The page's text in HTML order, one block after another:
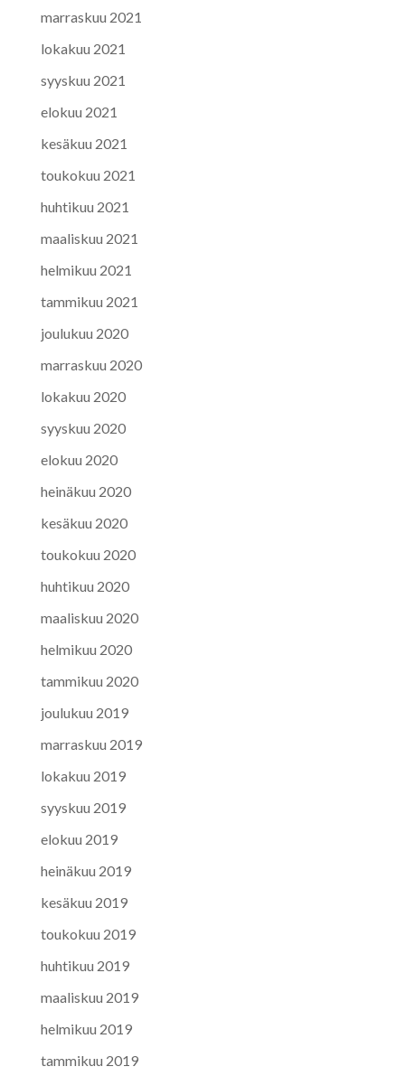
marraskuu 2021
lokakuu 2021
syyskuu 2021
elokuu 2021
kesäkuu 2021
toukokuu 2021
huhtikuu 2021
maaliskuu 2021
helmikuu 2021
tammikuu 2021
joulukuu 2020
marraskuu 2020
lokakuu 2020
syyskuu 2020
elokuu 2020
heinäkuu 2020
kesäkuu 2020
toukokuu 2020
huhtikuu 2020
maaliskuu 2020
helmikuu 2020
tammikuu 2020
joulukuu 2019
marraskuu 2019
lokakuu 2019
syyskuu 2019
elokuu 2019
heinäkuu 2019
kesäkuu 2019
toukokuu 2019
huhtikuu 2019
maaliskuu 2019
helmikuu 2019
tammikuu 2019